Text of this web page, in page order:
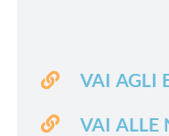
VAI AGLI
VAI ALLE